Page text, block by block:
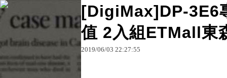
原文網址：http://blog.udn.com/dhl95nr71d/
[DigiMax]DP-3E6
值 2入組ETMall東
2019/06/03 22:27:55